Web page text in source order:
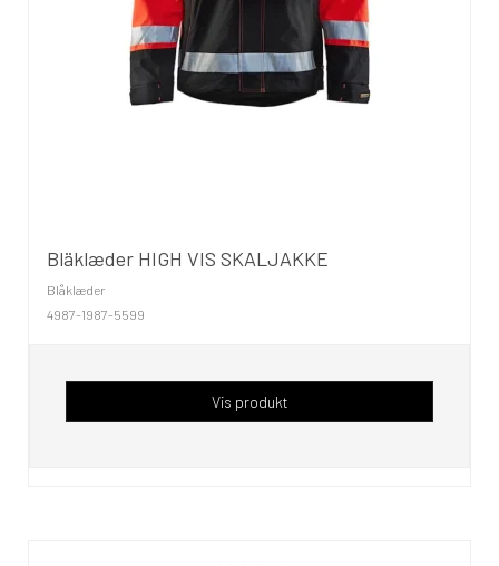
Bläklæder HIGH VIS SKALJAKKE
Blåklæder
4987-1987-5599
Vis produkt